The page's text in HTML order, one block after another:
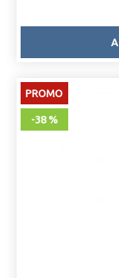
PROMO
-38 %